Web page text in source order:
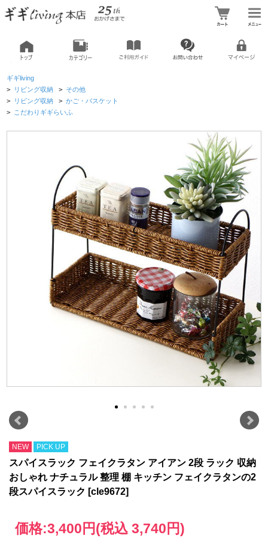
ギギliving
> リビング収納 > その他
> リビング収納 > かご・バスケット
> こだわりギギらいふ
NEW PICK UP
スパイスラック フェイクラタン アイアン 2段 ラック 収納
おしゃれ ナチュラル 整理 棚 キッチン フェイクラタンの2
段スパイスラック [cle9672]
価格:3,400円(税込 3,740円)